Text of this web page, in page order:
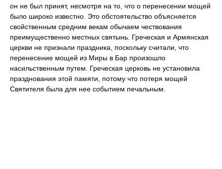
он не был принят, несмотря на то, что о перенесении мощей
было широко известно. Это обстоятельство объясняется
свойственным средним векам обычаем чествования
преимущественно местных святынь. Греческая и Армянская
церкви не признали праздника, поскольку считали, что
перенесение мощей из Миры в Бар произошло
насильственным путем. Греческая церковь не установила
празднования этой памяти, потому что потеря мощей
Святителя была для нее событием печальным.